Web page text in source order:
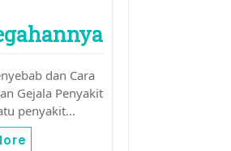
dan Cara
Gejala Penyakit
penyakit…